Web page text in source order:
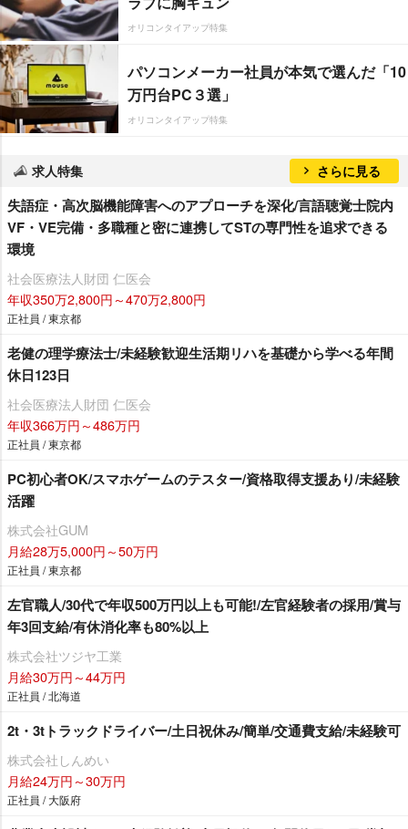
オリコンタイアップ特集
パソコンメーカー社員が本気で選んだ「10
万円台PC３選」
オリコンタイアップ特集
求人特集 さらに見る
失語症・高次脳機能障害へのアプローチを深化/言語聴覚士院内
VF・VE完備・多職種と密に連携してSTの専門性を追求できる
環境
社会医療法人財団 仁医会
年収350万2,800円～470万2,800円
正社員 / 東京都
老健の理学療法士/未経験歓迎生活期リハを基礎から学べる年間
休日123日
社会医療法人財団 仁医会
年収366万円～486万円
正社員 / 東京都
PC初心者OK/スマホゲームのテスター/資格取得支援あり/未経験
活躍
株式会社GUM
月給28万5,000円～50万円
正社員 / 東京都
左官職人/30代で年収500万円以上も可能!/左官経験者の採用/賞与
年3回支給/有休消化率も80%以上
株式会社ツジヤ工業
月給30万円～44万円
正社員 / 北海道
2t・3tトラックドライバー/土日祝休み/簡単/交通費支給/未経験可
株式会社しんめい
月給24万円～30万円
正社員 / 大阪府